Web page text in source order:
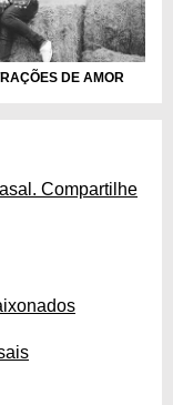
DE AMOR
Compartilhe